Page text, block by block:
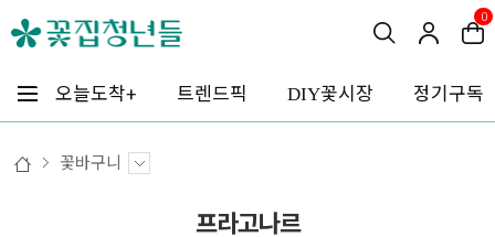
0
오늘도착+ 트렌드픽 DIY꽃시장 정기구독
꽃바구니
프라고나르